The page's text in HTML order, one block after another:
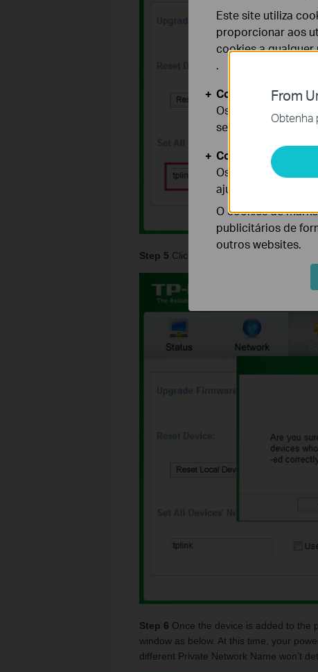
Step 5 Click
Step 6 Once the device is added to the
window as below. At this time, your
different Private Network Name won’t
From
Obtenha
Este site utiliza
proporcionar aos
cookies a
.
Cookies Básicos
Os cookies são
seus sistemas.
Cookies de Análise
Os cookies de
ajustar a
O cookies de
publicitários de
outros websites.